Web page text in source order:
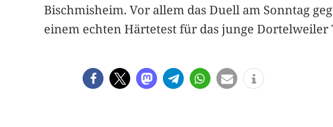
Bischmisheim. Vor allem das Duell am Sonntag
einem echten Härtetest für das junge Dortelweiler